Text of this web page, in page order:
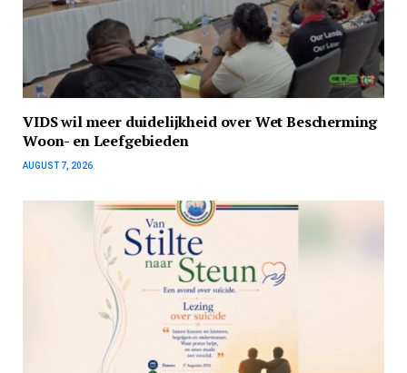
VIDS wil meer duidelijkheid over Wet Bescherming
Woon- en Leefgebieden
AUGUST 7, 2026